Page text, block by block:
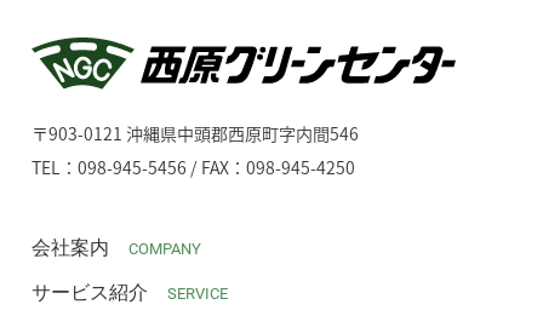
〒903-0121 沖縄県中頭郡西原町字内間546
TEL：098-945-5456 / FAX：098-945-4250
会社案内 COMPANY
サービス紹介 SERVICE